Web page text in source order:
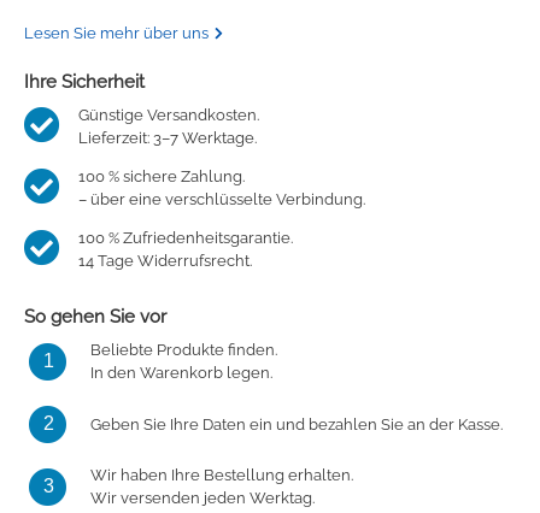
Lesen Sie mehr über uns
Ihre Sicherheit
Günstige Versandkosten.
Lieferzeit: 3–7 Werktage.
100 % sichere Zahlung.
– über eine verschlüsselte Verbindung.
100 % Zufriedenheitsgarantie.
14 Tage Widerrufsrecht.
So gehen Sie vor
1
Beliebte Produkte finden.
In den Warenkorb legen.
2 Geben Sie Ihre Daten ein und bezahlen Sie an der Kasse.
3
Wir haben Ihre Bestellung erhalten.
Wir versenden jeden Werktag.